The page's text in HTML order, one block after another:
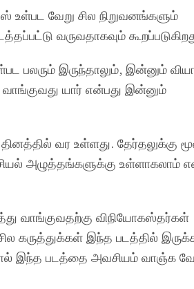
வேறு சில நிறுவனங்களும்
வருவதாகவும்
பலரும் இருந்தாலும், இன்னும்
யார் என்பது இன்னும்
வர உள்ளது. தேர்தலுக்கு
அழுத்தங்களுக்கு உள்ளாகலாம்
வாங்குவதற்கு விநியோகஸ்தர்கள்
கருத்துக்கள் இந்த படத்தில்
இந்த படத்தை அவசியம் வாஞ்க